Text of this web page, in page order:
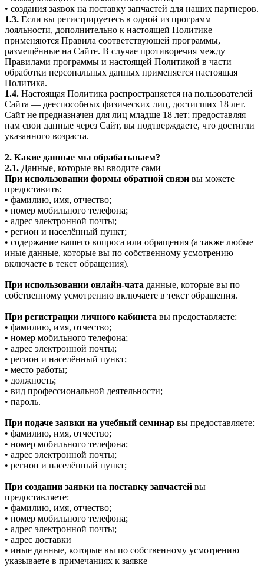
• создания заявок на поставку запчастей для наших партнеров.
1.3. Если вы регистрируетесь в одной из программ
лояльности, дополнительно к настоящей Политике
применяются Правила соответствующей программы,
размещённые на Сайте. В случае противоречия между
Правилами программы и настоящей Политикой в части
обработки персональных данных применяется настоящая
Политика.
1.4. Настоящая Политика распространяется на пользователей
Сайта — дееспособных физических лиц, достигших 18 лет.
Сайт не предназначен для лиц младше 18 лет; предоставляя
нам свои данные через Сайт, вы подтверждаете, что достигли
указанного возраста.
2. Какие данные мы обрабатываем?
2.1. Данные, которые вы вводите сами
При использовании формы обратной связи вы можете
предоставить:
• фамилию, имя, отчество;
• номер мобильного телефона;
• адрес электронной почты;
• регион и населённый пункт;
• содержание вашего вопроса или обращения (а также любые
иные данные, которые вы по собственному усмотрению
включаете в текст обращения).
При использовании онлайн-чата данные, которые вы по
собственному усмотрению включаете в текст обращения.
При регистрации личного кабинета вы предоставляете:
• фамилию, имя, отчество;
• номер мобильного телефона;
• адрес электронной почты;
• регион и населённый пункт;
• место работы;
• должность;
• вид профессиональной деятельности;
• пароль.
При подаче заявки на учебный семинар вы предоставляете:
• фамилию, имя, отчество;
• номер мобильного телефона;
• адрес электронной почты;
• регион и населённый пункт;
При создании заявки на поставку запчастей вы
предоставляете:
• фамилию, имя, отчество;
• номер мобильного телефона;
• адрес электронной почты;
• адрес доставки
• иные данные, которые вы по собственному усмотрению
указываете в примечаниях к заявке